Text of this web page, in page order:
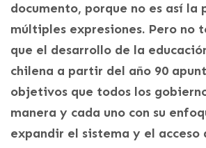
documento, porque no es así la
múltiples expresiones. Pero no
que el desarrollo de la
chilena a partir del año 90
objetivos que todos los
manera y cada uno con su
expandir el sistema y el acceso